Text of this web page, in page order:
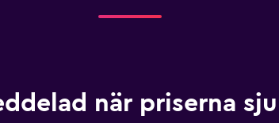
när priserna